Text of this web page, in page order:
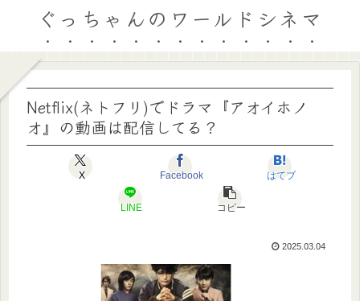
ぐっちゃんのワールドシネマ
Netflix(ネトフリ)でドラマ『アオイホノ
オ』の動画は配信してる？
X Facebook はてブ
LINE コピー
2025.03.04